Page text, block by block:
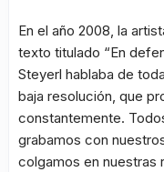
En el año 2008, la
texto titulado “En
Steyerl hablaba de
baja resolución, que
constantemente.
grabamos con
colgamos en nuestras